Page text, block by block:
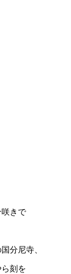
きで
分尼寺、
刻を